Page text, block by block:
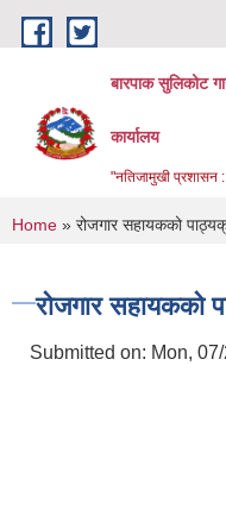
Skip to main content
बारपाक सुलिकोट
कार्यालय
"नतिजामुखी प्रशासन
You are here
Home » रोजगार सहायकको
रोजगार सहायकको
Submitted on: Mon,